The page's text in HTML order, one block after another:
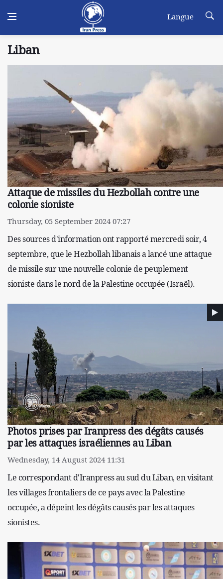
Langue
Liban
Attaque de missiles du Hezbollah contre une
colonie sioniste
Thursday, 05 September 2024 07:27
Des sources d'information ont rapporté mercredi soir, 4
septembre, que le Hezbollah libanais a lancé une attaque
de missile sur une nouvelle colonie de peuplement
sioniste dans le nord de la Palestine occupée (Israël).
Photos prises par Iranpress des dégâts causés
par les attaques israéliennes au Liban
Wednesday, 14 August 2024 11:31
Le correspondant d'Iranpress au sud du Liban, en visitant
les villages frontaliers de ce pays avec la Palestine
occupée, a dépeint les dégâts causés par les attaques
sionistes.